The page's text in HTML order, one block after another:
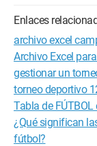
Enlaces
archivo excel
Archivo Excel
gestionar un
torneo deportivo
Tabla de
¿Qué significan
fútbol?